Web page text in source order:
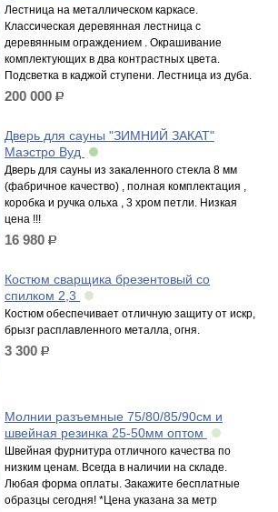
Лестница на металлическом каркасе.
Классическая деревянная лестница с
деревянным ограждением . Окрашивание
комплектующих в два контрастных цвета.
Подсветка в каджой ступени. Лестница из дуба.
200 000 р.
Дверь для сауны "ЗИМНИЙ ЗАКАТ"
Маэстро Вуд
Дверь для сауны из закаленного стекла 8 мм
(фабричное качество) , полная комплектация ,
коробка и ручка ольха , 3 хром петли. Низкая
цена !!!
16 980 р.
Костюм сварщика брезентовый со
спилком 2,3
Костюм обеспечивает отличную защиту от искр,
брызг расплавленного металла, огня.
3 300 р.
Молнии разъемные 75/80/85/90см и
швейная резинка 25-50мм оптом
Швейная фурнитура отличного качества по
низким ценам. Всегда в наличии на складе.
Любая форма оплаты. Закажите бесплатные
образцы сегодня! *Цена указана за метр